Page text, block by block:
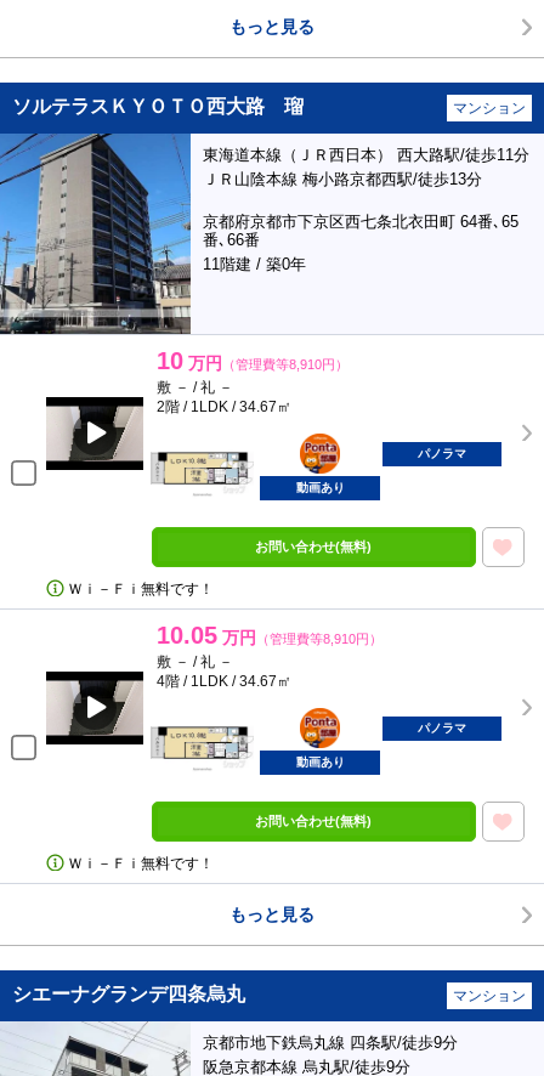
もっと見る
ソルテラスＫＹＯＴＯ西大路 瑠 マンション
東海道本線（ＪＲ西日本） 西大路駅/徒歩11分
ＪＲ山陰本線 梅小路京都西駅/徒歩13分
京都府京都市下京区西七条北衣田町 64番､65
番､66番
11階建 / 築0年
10 万円 （管理費等8,910円）
敷 － / 礼 －
2階 / 1LDK / 34.67㎡
ポンタ
部屋
パノラマ
動画あり
お問い合わせ(無料)
Ｗｉ－Ｆｉ無料です！
10.05 万円 （管理費等8,910円）
敷 － / 礼 －
4階 / 1LDK / 34.67㎡
ポンタ
部屋
パノラマ
動画あり
お問い合わせ(無料)
Ｗｉ－Ｆｉ無料です！
もっと見る
シエーナグランデ四条烏丸 マンション
京都市地下鉄烏丸線 四条駅/徒歩9分
阪急京都本線 烏丸駅/徒歩9分